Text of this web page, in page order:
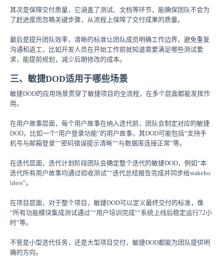
其次是保障交付质量，它涵盖了测试、文档等环节，能确保团队不会为
了赶进度而忽略关键步骤，从流程上保障了交付成果的质量。
最后是提升团队效率，清晰的标准让团队成员明确工作边界，避免重复
沟通和返工，比如开发人员在开始工作前就知道需要满足哪些测试要
求，能提前规划，减少后期修改的成本。
三、敏捷DOD适用于哪些场景
敏捷DOD的应用场景贯穿了敏捷项目的全流程，在多个层面都能发挥作
用。
在用户故事层面，每个用户故事在纳入迭代前，团队会制定对应的敏捷
DOD，比如一个“用户登录功能”的用户故事，其DOD可能包括“支持手
机号与邮箱登录”“密码错误提示清晰”“与数据库连接正常”等。
在迭代层面，迭代计划阶段团队会确定整个迭代的敏捷DOD，例如“本
迭代所有用户故事均通过验收测试”“迭代总结报告完成并同步给stakeho
lders”。
在项目层面，对于整个项目，敏捷DOD可以定义最终交付的标准，像
“所有功能模块集成测试通过”“用户培训完成”“系统上线后稳定运行72小
时”等。
不管是小型迭代任务，还是大型项目交付，敏捷DOD都能为团队提供明
确的方向。